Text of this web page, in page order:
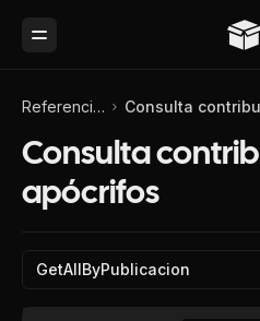
Toggle Menu
Referencia de API
Consulta
apócrifos
GetAllByPublicacion